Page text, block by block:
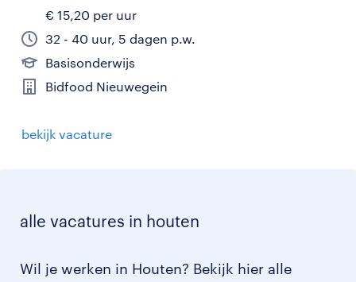
€ 15,20 per uur
32 - 40 uur, 5 dagen p.w.
Basisonderwijs
Bidfood Nieuwegein
bekijk vacature
alle vacatures in houten
Wil je werken in Houten? Bekijk hier alle